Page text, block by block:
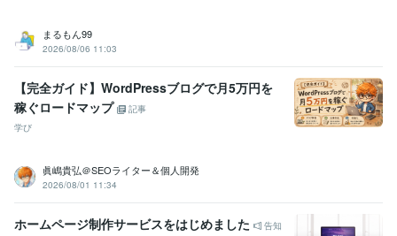
まるもん99
2026/08/06 11:03
【完全ガイド】WordPressブログで月5万円を
稼ぐロードマップ
記事
学び
眞嶋貴弘＠SEOライター＆個人開発
2026/08/01 11:34
ホームページ制作サービスをはじめました
告知